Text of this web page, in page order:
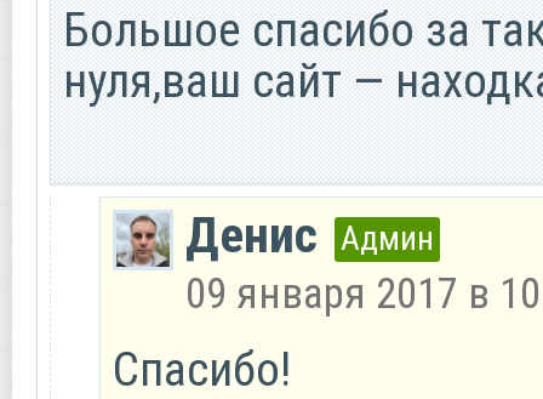
Большое спасибо за
нуля,ваш сайт —
Денис Админ
09 января 2017 в
Спасибо!